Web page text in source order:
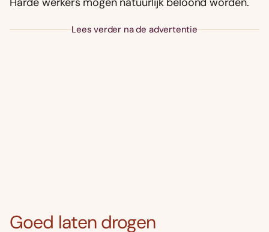
Lees verder na de advertentie
Goed laten drogen